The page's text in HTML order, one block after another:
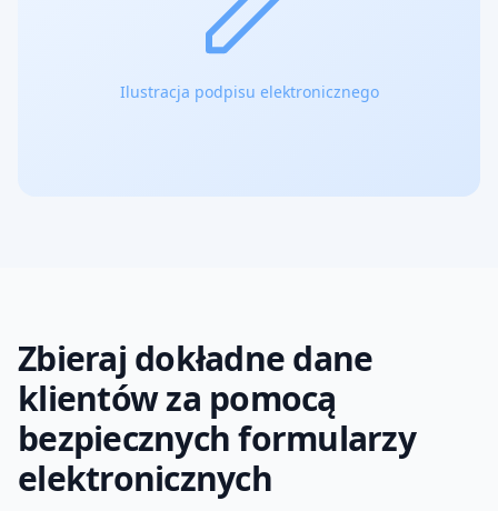
Ilustracja podpisu elektronicznego
Zbieraj dokładne dane
klientów za pomocą
bezpiecznych formularzy
elektronicznych